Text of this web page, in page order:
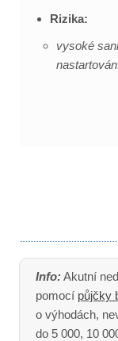
Rizika:
vysoké
Info: Akutní
pomocí půjčky
o výhodách,
do 5 000, 10